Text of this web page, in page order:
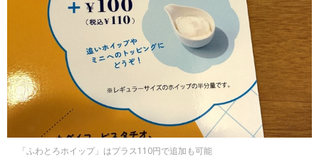
「ふわとろホイップ」はプラス110円で追加も可能